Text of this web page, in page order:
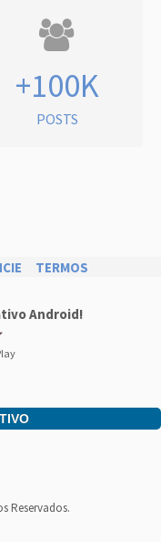
+100K
POSTS
TERMOS
Android!
Reservados.